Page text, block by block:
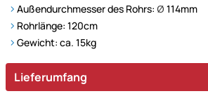
Außendurchmesser des Rohrs: Ø 114mm
Rohrlänge: 120cm
Gewicht: ca. 15kg
Lieferumfang